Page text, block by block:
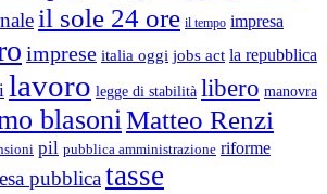
il sole 24 ore il tempo impresa
imprese italia oggi jobs act la repubblica
lavoro legge di stabilità libero manovra
blasoniMatteo Renzi
pil pubblica amministrazione riforme
pubblicatasse